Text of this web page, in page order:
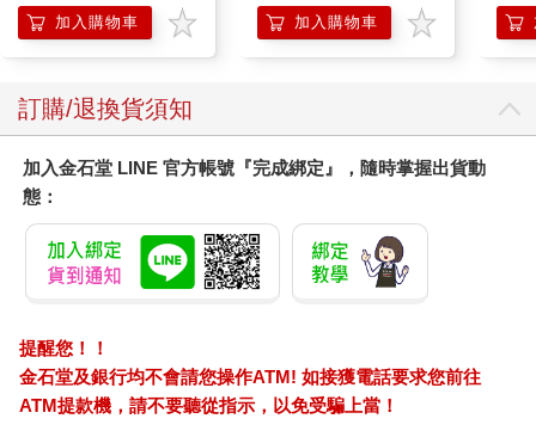
有餘面對難以預期的世界金融稅務潮流。
此外，不定期舉辦各類講座，邀請各界財經專家、學者以其豐富
規劃的人能有機會更通澈瞭解國內外租稅環境，無論未來是否有
始；唯有擁有健康的財務觀，才能有機會累積屬於自己的財富。
2022年協會更將此理念觸角伸得更廣，邀約國內著名稅務專家、
會計師、律師、專業財務顧問等人為文，透過真實案例詳述國內
外稅賦、法規、政策等等相關變化，進而集結出版《財稅新布
局：掌握CFC&ESG讓稅負變稅富》一書，希望能讓更多人對財
富與稅賦有更深一層的認識，可以好好理財規劃，累積更豐厚的
一如「沒錢更要理財」，財務規劃也與財富多寡無關，小至個
人、中小企業甚至集團都需要縝密周全規劃財務，唯有如此才不
至於輕易匱乏，而財務透明化更是關鍵，彷彿打通任督二脈，無
論未來計畫投資或者置產與銀行往來都能暢行無阻，能獲得更多
加入購物車 加入購物車
訂購/退換貨須知
加入金石堂 LINE 官方帳號『完成綁定』，隨時掌握出貨動
態：
提醒您！！
金石堂及銀行均不會請您操作ATM! 如接獲電話要求您前往
ATM提款機，請不要聽從指示，以免受騙上當！